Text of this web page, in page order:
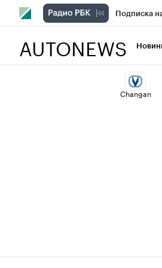
Подписка
Кредитные
AUTONEWS
Changan